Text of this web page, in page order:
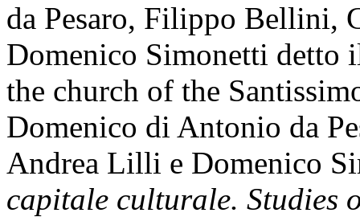
da Pesaro, Filippo Bellini,
Domenico Simonetti detto
the church of the
Domenico di Antonio da
Andrea Lilli e Domenico
capitale culturale. Studies